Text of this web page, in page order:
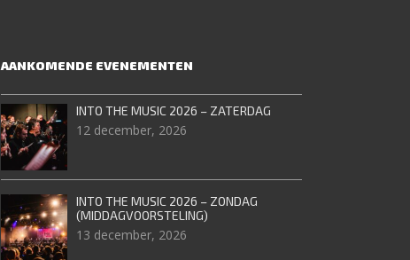
AANKOMENDE EVENEMENTEN
INTO THE MUSIC 2026 – ZATERDAG
12 december, 2026
INTO THE MUSIC 2026 – ZONDAG
(MIDDAGVOORSTELING)
13 december, 2026